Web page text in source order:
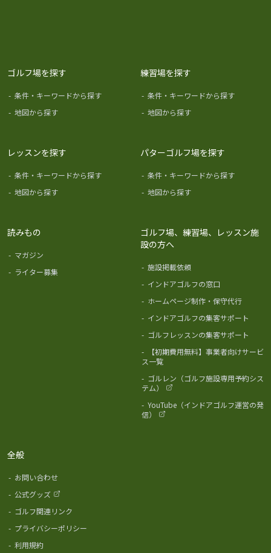
ゴルフ場を探す
- 条件・キーワードから探す
- 地図から探す
練習場を探す
- 条件・キーワードから探す
- 地図から探す
レッスンを探す
- 条件・キーワードから探す
- 地図から探す
パターゴルフ場を探す
- 条件・キーワードから探す
- 地図から探す
読みもの
- マガジン
- ライター募集
ゴルフ場、練習場、レッスン施
設の方へ
- 施設掲載依頼
- インドアゴルフの窓口
- ホームページ制作・保守代行
- インドアゴルフの集客サポート
- ゴルフレッスンの集客サポート
-
【初期費用無料】事業者向けサービ
ス一覧
- ゴルレン（ゴルフ施設専用予約シス
テム）
- YouTube（インドアゴルフ運営の発
信）
全般
- お問い合わせ
- 公式グッズ
- ゴルフ関連リンク
- プライバシーポリシー
- 利用規約